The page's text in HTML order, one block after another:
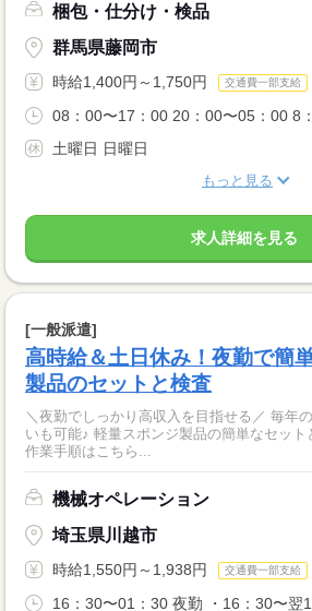
梱包・仕分け・検品
群馬県藤岡市
時給1,400円～1,750円 交通費一部支給
08：00〜17：00 20：00〜05：00 8
土曜日 日曜日
もっと見る
求人詳細を見る
[一般派遣]
高時給＆土日休み！夜勤で簡
製品のセットと検査
＼夜勤でしっかり高収入を目指せる／ 毎年
いも可能♪ 軽量スポンジ製品の簡単なセットと目視
作業手順はこちら...
機械オペレーション
埼玉県川越市
時給1,550円～1,938円 交通費一部支給
16：30〜01：30 夜勤 ・16：30〜翌